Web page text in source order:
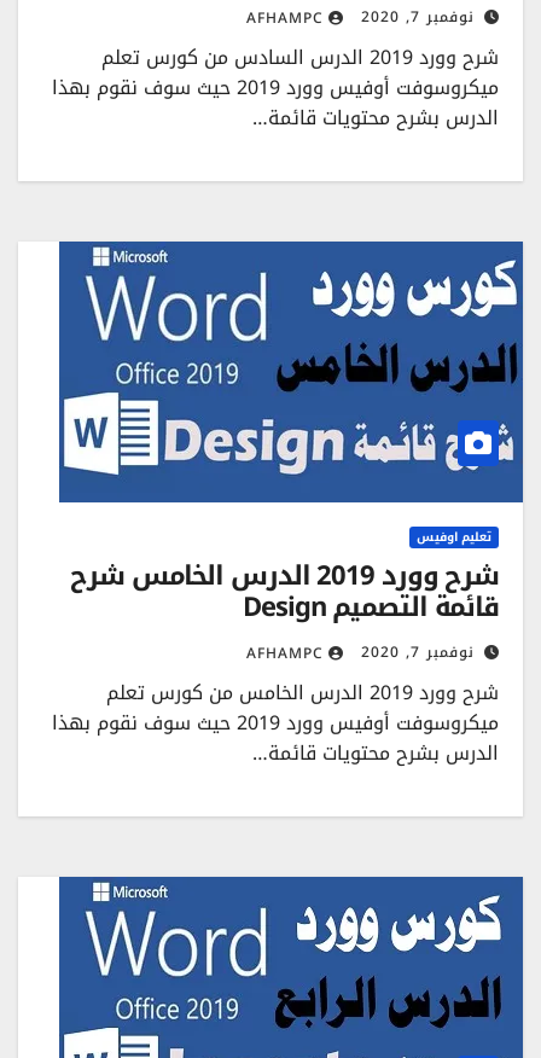
نوفمبر 7, 2020 AFHAMPC
شرح وورد 2019 الدرس السادس من كورس تعلم
ميكروسوفت أوفيس وورد 2019 حيث سوف نقوم بهذا
الدرس بشرح محتويات قائمة…
تعليم اوفيس
شرح وورد 2019 الدرس الخامس شرح
قائمة التصميم Design
نوفمبر 7, 2020 AFHAMPC
شرح وورد 2019 الدرس الخامس من كورس تعلم
ميكروسوفت أوفيس وورد 2019 حيث سوف نقوم بهذا
الدرس بشرح محتويات قائمة…